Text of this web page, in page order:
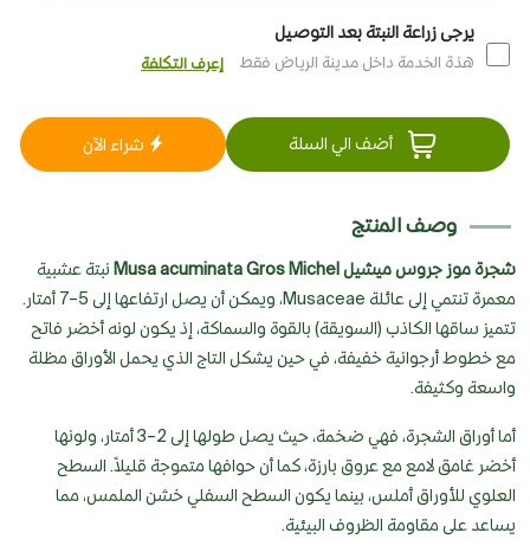
يرجى زراعة النبتة بعد التوصيل
هذة الخدمة داخل مدينة الرياض فقط إعرف التكلفة
أضف الي السلة شراء الآن
وصف المنتج
شجرة موز جروس ميشيل Musa acuminata Gros Michel
نبتة عشبية
معمرة تنتمي إلى عائلة Musaceae، ويمكن أن يصل ارتفاعها إلى 5–7 أمتار.
تتميز ساقها الكاذب (السويقة) بالقوة والسماكة، إذ يكون لونه أخضر فاتح
مع خطوط أرجوانية خفيفة، في حين يشكل التاج الذي يحمل الأوراق مظلة
واسعة وكثيفة.
أما أوراق الشجرة، فهي ضخمة، حيث يصل طولها إلى 2–3 أمتار، ولونها
أخضر غامق لامع مع عروق بارزة، كما أن حوافها متموجة قليلاً. السطح
العلوي للأوراق أملس، بينما يكون السطح السفلي خشن الملمس، مما
يساعد على مقاومة الظروف البيئية.